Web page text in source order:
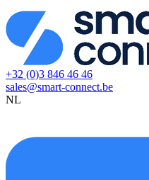
+32 (0)3 846 46 46
sales@smart-connect.be
NL